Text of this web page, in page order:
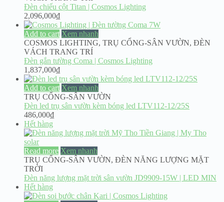
Đèn chiếu cột Titan | Cosmos Lighting
2,096,000₫
Add to cart Xem nhanh
COSMOS LIGHTING, TRỤ CỔNG-SÂN VƯỜN, ĐÈN
VÁCH TRANG TRÍ
Đèn gắn tường Coma | Cosmos Lighting
1,837,000₫
Add to cart Xem nhanh
TRỤ CỔNG-SÂN VƯỜN
Đèn led trụ sân vườn kèm bóng led LTV112-12/25S
486,000₫
Hết hàng
Read more Xem nhanh
TRỤ CỔNG-SÂN VƯỜN, ĐÈN NĂNG LƯỢNG MẶT
TRỜI
Đèn năng lượng mặt trời sân vườn JD9909-15W | LED MIN
Hết hàng